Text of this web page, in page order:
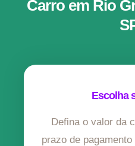
Carro em Rio
Escolha
Defina o valor da
prazo de